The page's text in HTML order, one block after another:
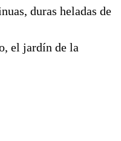
duras heladas de
el jardín de la